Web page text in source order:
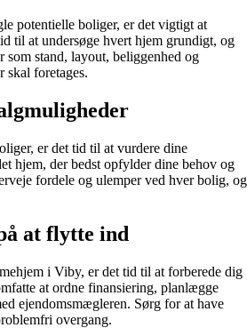
potentielle boliger, er det vigtigt at
til at undersøge hvert hjem grundigt, og
stand, layout, beliggenhed og
skal foretages.
er det tid til at vurdere dine
hjem, der bedst opfylder dine behov og
fordele og ulemper ved hver bolig, og
at flytte ind
i Viby, er det tid til at forberede dig
at ordne finansiering, planlægge
ejendomsmægleren. Sørg for at have
overgang.